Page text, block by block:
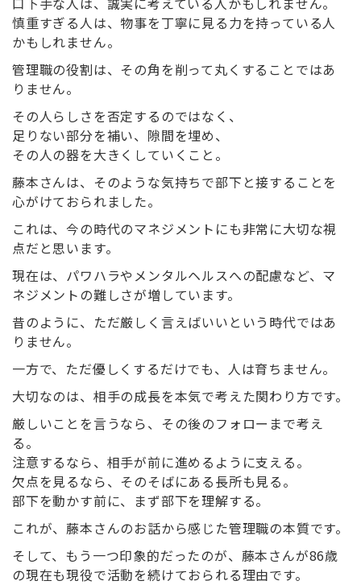
慎重すぎる人は、物事を丁寧に見る力を持っている人
かもしれません。
管理職の役割は、その角を削って丸くすることではあ
りません。
その人らしさを否定するのではなく、
足りない部分を補い、隙間を埋め、
その人の器を大きくしていくこと。
藤本さんは、そのような気持ちで部下と接することを
心がけておられました。
これは、今の時代のマネジメントにも非常に大切な視
点だと思います。
現在は、パワハラやメンタルヘルスへの配慮など、マ
ネジメントの難しさが増しています。
昔のように、ただ厳しく言えばいいという時代ではあ
りません。
一方で、ただ優しくするだけでも、人は育ちません。
大切なのは、相手の成長を本気で考えた関わり方です。
厳しいことを言うなら、その後のフォローまで考え
る。
注意するなら、相手が前に進めるように支える。
欠点を見るなら、そのそばにある長所も見る。
部下を動かす前に、まず部下を理解する。
これが、藤本さんのお話から感じた管理職の本質です。
そして、もう一つ印象的だったのが、藤本さんが86歳
の現在も現役で活動を続けておられる理由です。